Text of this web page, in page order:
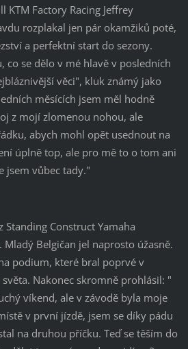
KTM Factory Racing Jeffrey
rozplakal jen pár okamžiků poté,
a perfektní start do sezony.
co se dělo v mé hlavě v posledních
věci", kluk známý jako
měsících jsem měl hodně
z mojí zlomenou nohou, ale
abych mohl opět usednout na
úplně top, ale pro mě to o tom ani
jsem vůbec tady."
Construct Yamaha
Mladý Belgičan jel naprosto úžasně.
podium, které bral poprvé v
Nakonec skromně prohlásil: "
víkend, ale v závodě byla moje
v první jízdě, jsem se díky pádu
na druhou příčku. Teď se těším do